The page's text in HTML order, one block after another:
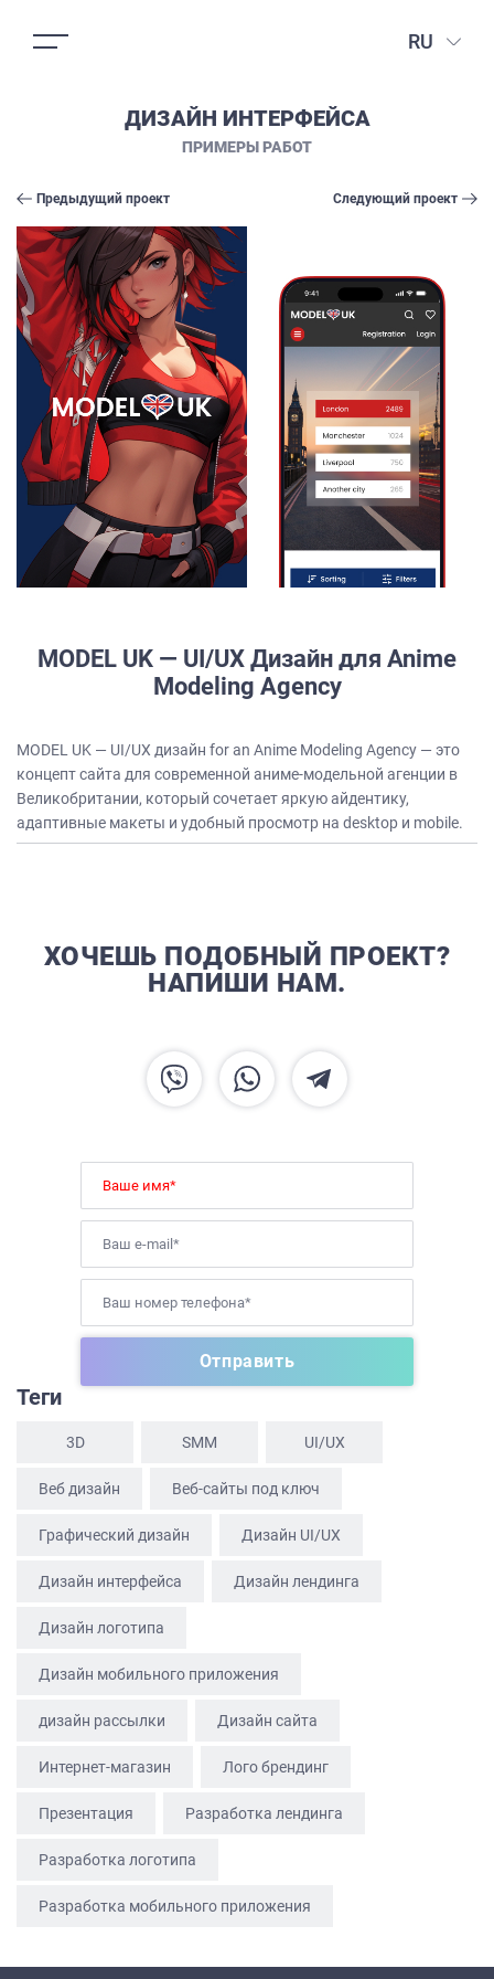
RU
ДИЗАЙН ИНТЕРФЕЙСА
ПРИМЕРЫ РАБОТ
Предыдущий проект Следующий проект
MODEL UK — UI/UX Дизайн для Anime
Modeling Agency
MODEL UK — UI/UX дизайн for an Anime Modeling Agency — это
концепт сайта для современной аниме-модельной агенции в
Великобритании, который сочетает яркую айдентику,
адаптивные макеты и удобный просмотр на desktop и mobile.
ХОЧЕШЬ ПОДОБНЫЙ ПРОЕКТ?
НАПИШИ НАМ.
Теги
3D SММ UI/UX
Веб дизайн Веб-сайты под ключ
Графический дизайн Дизайн UI/UX
Дизайн интерфейса Дизайн лендинга
Дизайн логотипа
Дизайн мобильного приложения
дизайн рассылки Дизайн сайта
Интернет-магазин Лого брендинг
Презентация Разработка лендинга
Разработка логотипа
Разработка мобильного приложения
ГЛАВНАЯ
О НАС
УСЛУГИ
ПОРТФОЛИО
БЛОГ
КОНТАКТЫ